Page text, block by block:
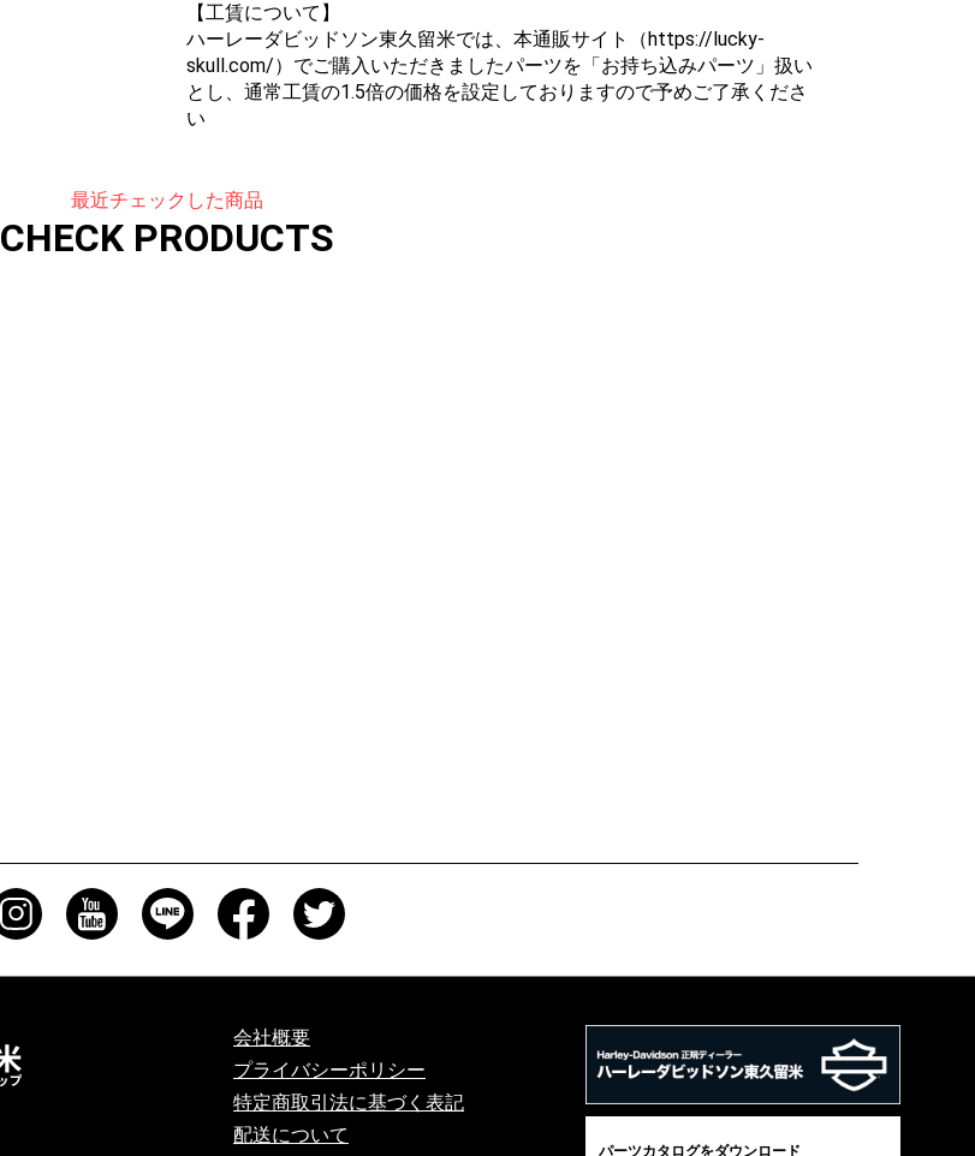
【工賃について】
ハーレーダビッドソン東久留米では、本通販サイト（https://lucky-
skull.com/）でご購入いただきましたパーツを「お持ち込みパーツ」扱い
とし、通常工賃の1.5倍の価格を設定しておりますので予めご了承くださ
い
最近チェックした商品
CHECK PRODUCTS
会社概要
プライバシーポリシー
特定商取引法に基づく表記
配送について
パーツカタログをダウンロード